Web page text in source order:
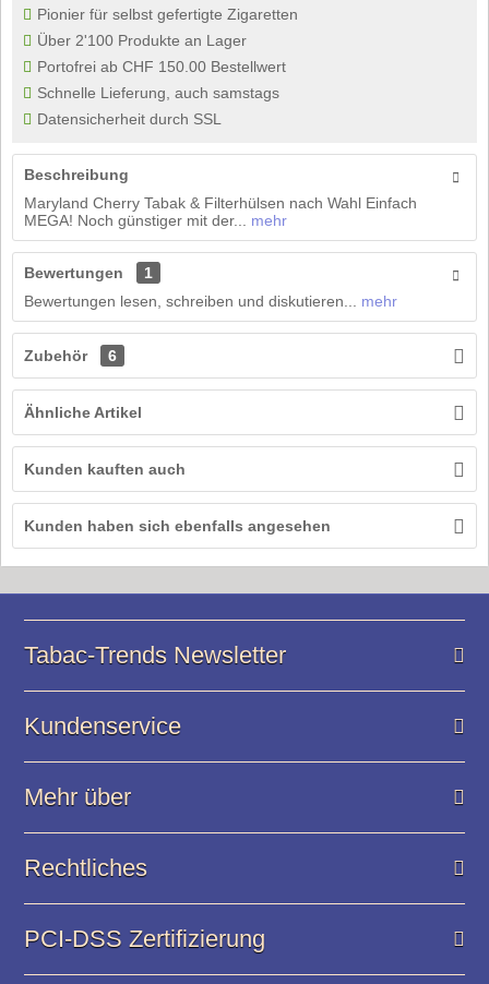
Pionier für selbst gefertigte Zigaretten
Über 2'100 Produkte an Lager
Portofrei ab CHF 150.00 Bestellwert
Schnelle Lieferung, auch samstags
Datensicherheit durch SSL
Beschreibung
Maryland Cherry Tabak & Filterhülsen nach Wahl Einfach
MEGA! Noch günstiger mit der...
mehr
Bewertungen
1
Bewertungen lesen, schreiben und diskutieren...
mehr
Zubehör 6
Ähnliche Artikel
Kunden kauften auch
Kunden haben sich ebenfalls angesehen
Tabac-Trends Newsletter
Kundenservice
Mehr über
Rechtliches
PCI-DSS Zertifizierung